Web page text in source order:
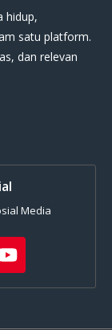
hidup,
satu platform.
dan relevan
Media